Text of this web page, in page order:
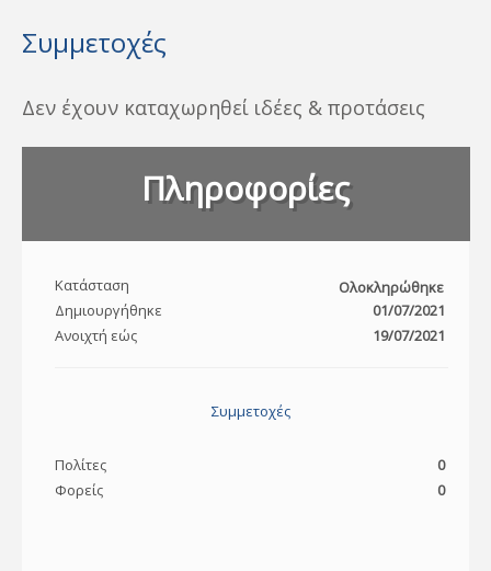
Συμμετοχές
Δεν έχουν καταχωρηθεί ιδέες & προτάσεις
Πληροφορίες
Κατάσταση
Ολοκληρώθηκε
Δημιουργήθηκε
01/07/2021
Ανοιχτή εώς
19/07/2021
Συμμετοχές
Πολίτες
0
Φορείς
0